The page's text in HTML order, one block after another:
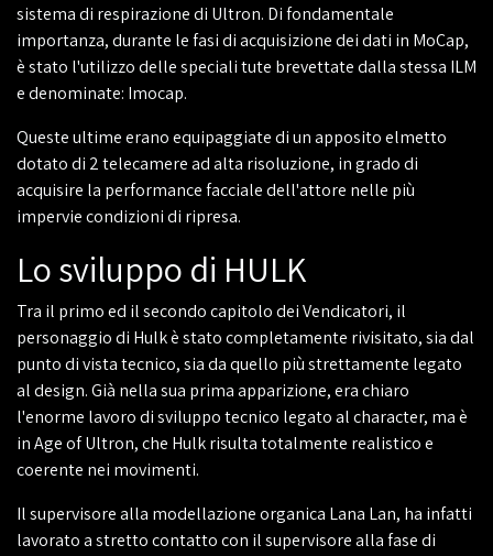
sistema di respirazione di Ultron. Di fondamentale
importanza, durante le fasi di acquisizione dei dati in MoCap,
è stato l'utilizzo delle speciali tute brevettate dalla stessa ILM
e denominate: Imocap.
Queste ultime erano equipaggiate di un apposito elmetto
dotato di 2 telecamere ad alta risoluzione, in grado di
acquisire la performance facciale dell'attore nelle più
impervie condizioni di ripresa.
Lo sviluppo di HULK
Tra il primo ed il secondo capitolo dei Vendicatori, il
personaggio di Hulk è stato completamente rivisitato, sia dal
punto di vista tecnico, sia da quello più strettamente legato
al design. Già nella sua prima apparizione, era chiaro
l'enorme lavoro di sviluppo tecnico legato al character, ma è
in Age of Ultron, che Hulk risulta totalmente realistico e
coerente nei movimenti.
Il supervisore alla modellazione organica Lana Lan, ha infatti
lavorato a stretto contatto con il supervisore alla fase di